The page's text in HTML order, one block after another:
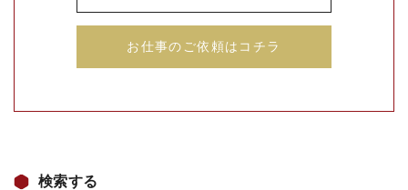
お仕事のご依頼はコチラ
検索する